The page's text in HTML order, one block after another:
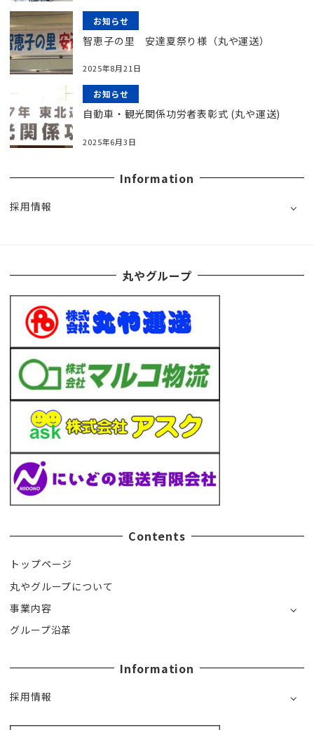
お知らせ
智恵子の里 安達夏祭り様（丸や運送）
2025年8月21日
お知らせ
自動車・観光関係功労者表彰式 (丸や運送)
2025年6月3日
Information
採用情報
丸やグループ
Contents
トップページ
丸やグループについて
事業内容
グループ沿革
Information
採用情報